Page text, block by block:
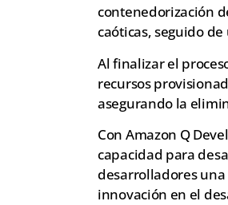
contenedorización
caóticas, seguido
Al finalizar el
recursos
asegurando la
Con Amazon Q
capacidad para
desarrolladores
innovación en el